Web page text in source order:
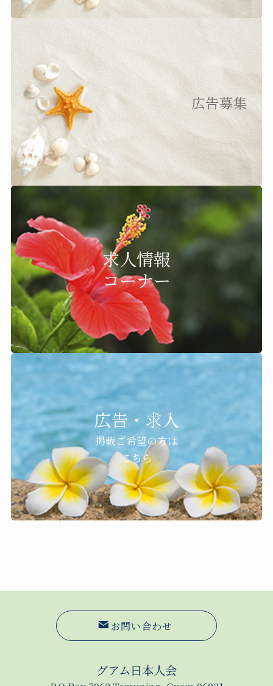
広告募集
求人情報
コーナー
広告・求人
掲載ご希望の方は
こちら
お問い合わせ
グアム日本人会